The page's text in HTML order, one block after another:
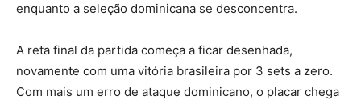
enquanto a seleção dominicana se desconcentra.
A reta final da partida começa a ficar desenhada,
novamente com uma vitória brasileira por 3 sets a zero.
Com mais um erro de ataque dominicano, o placar chega